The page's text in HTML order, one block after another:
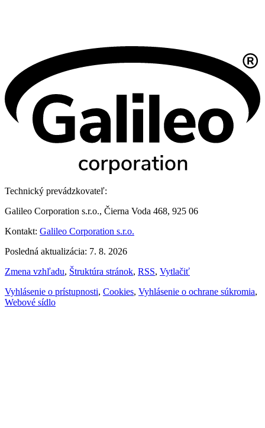
Technický prevádzkovateľ:
Galileo Corporation s.r.o., Čierna Voda 468, 925 06
Kontakt: Galileo Corporation s.r.o.
Posledná aktualizácia: 7. 8. 2026
Zmena vzhľadu, Štruktúra stránok, RSS, Vytlačiť
Vyhlásenie o prístupnosti, Cookies, Vyhlásenie o ochrane súkromia,
Webové sídlo